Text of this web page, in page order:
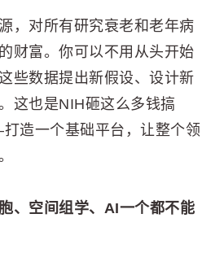
，对所有研究衰老和老年病
财富。你可以不用从头开始
些数据提出新假设、设计新
这也是NIH砸这么多钱搞
造一个基础平台，让整个领
、空间组学、AI一个都不能